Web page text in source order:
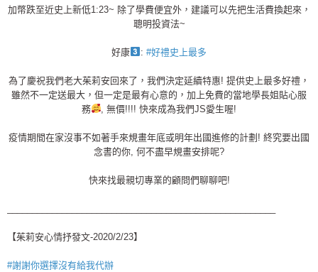
加幣跌至近史上新低1:23~ 除了學費便宜外，建議可以先把生活費換起來，
聰明投資法~
好康 : #好禮史上最多
為了慶祝我們老大茱莉安回來了，我們決定延續特惠! 提供史上最多好禮，
雖然不一定送最大，但一定是最有心意的，加上免費的當地學長姐貼心服
務
, 無價!!!! 快來成為我們JS愛生喔!
疫情期間在家沒事不如著手來規畫年底或明年出國進修的計劃! 終究要出國
念書的你, 何不盡早規畫安排呢?
快來找最親切專業的顧問們聊聊吧!
【茱莉安心情抒發文-2020/2/23】
#謝謝你選擇沒有給我代辦